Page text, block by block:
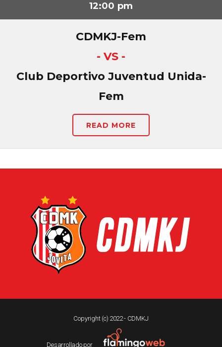
12:00 pm
CDMKJ-Fem
- VS -
Club Deportivo Juventud Unida-
Fem
READ MORE
Copyright (c) 2022 - CDMKJ
Desarrollado por